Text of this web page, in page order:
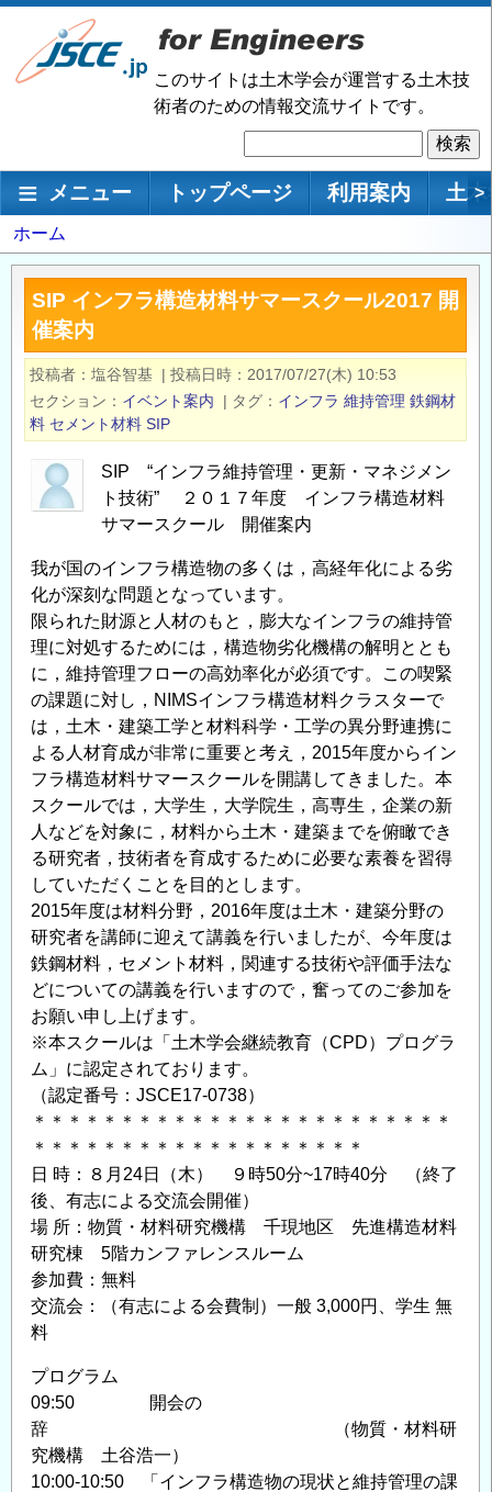
メ
ン
移
このサイトは土木学会が運営する土木技
術者のための情報交流サイトです。
索
メインナビゲーション
メニュー トップページ 利用案内 土 >
パ
ン
く
ず
ホーム
SIP インフラ構造材料サマースクール2017 開
催案内
投稿者 塩谷智基 | 投稿日時
2017/07/27(木) 10:53
セクション
イベント案内 | タグ インフラ 維持管理 鉄鋼材
料 セメント材料 SIP
SIP “インフラ維持管理・更新・マネジメン
ト技術” ２０１７年度 インフラ構造材料
サマースクール 開催案内
我が国のインフラ構造物の多くは，高経年化による劣
化が深刻な問題となっています。
限られた財源と人材のもと，膨大なインフラの維持管
理に対処するためには，構造物劣化機構の解明ととも
に，維持管理フローの高効率化が必須です。この喫緊
の課題に対し，NIMSインフラ構造材料クラスターで
は，土木・建築工学と材料科学・工学の異分野連携に
よる人材育成が非常に重要と考え，2015年度からイン
フラ構造材料サマースクールを開講してきました。本
スクールでは，大学生，大学院生，高専生，企業の新
人などを対象に，材料から土木・建築までを俯瞰でき
る研究者，技術者を育成するために必要な素養を習得
していただくことを目的とします。
2015年度は材料分野，2016年度は土木・建築分野の
研究者を講師に迎えて講義を行いましたが、今年度は
鉄鋼材料，セメント材料，関連する技術や評価手法な
どについての講義を行いますので，奮ってのご参加を
お願い申し上げます。
※本スクールは「土木学会継続教育（CPD）プログラ
ム」に認定されております。
（認定番号：JSCE17-0738）
＊＊＊＊＊＊＊＊＊＊＊＊＊＊＊＊＊＊＊＊＊＊＊＊
＊＊＊＊＊＊＊＊＊＊＊＊＊＊＊＊＊＊＊
日 時：８月24日（木） ９時50分~17時40分 （終了
後、有志による交流会開催）
場 所：物質・材料研究機構 千現地区 先進構造材料
研究棟 5階カンファレンスルーム
参加費：無料
交流会：（有志による会費制）一般 3,000円、学生 無
料
プログラム
09:50 開会の
辞 （物質・材料研
究機構 土谷浩一）
10:00-10:50 「インフラ構造物の現状と維持管理の課